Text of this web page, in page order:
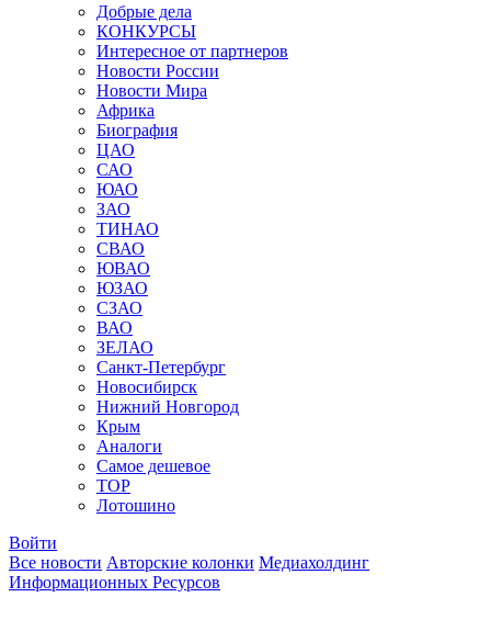
Добрые дела
КОНКУРСЫ
Интересное от партнеров
Новости России
Новости Мира
Африка
Биография
ЦАО
САО
ЮАО
ЗАО
ТИНАО
СВАО
ЮВАО
ЮЗАО
СЗАО
ВАО
ЗЕЛАО
Санкт-Петербург
Новосибирск
Нижний Новгород
Крым
Аналоги
Самое дешевое
TOP
Лотошино
Войти
Все новости Авторские колонки Медиахолдинг
Информационных Ресурсов